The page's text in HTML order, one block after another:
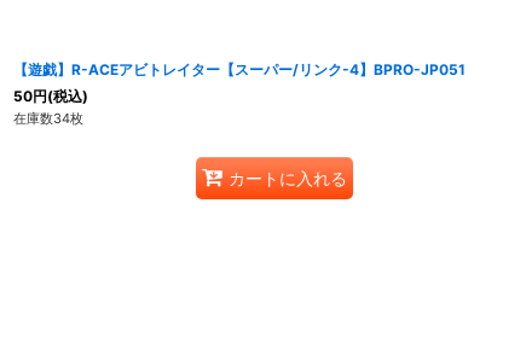
【遊戯】R-ACEアビトレイター【スーパー/リンク-4】BPRO-JP051
50円(税込)
在庫数34枚
カートに入れる